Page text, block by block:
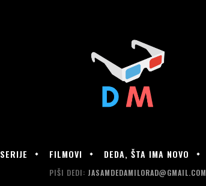
SERIJE FILMOVI DEDA, ŠTA IMA NOVO
PIŠI DEDI: JASAMDEDAMILORAD@GMAIL.COM